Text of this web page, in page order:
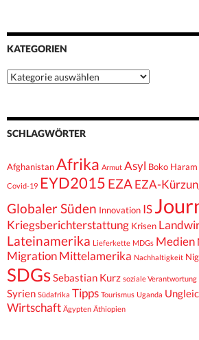
KATEGORIEN
Kategorien
SCHLAGWÖRTER
AfghanistanAfrika Armut Asyl Boko Haram
Covid-19 EYD2015 EZA EZA-
Globaler Süden Innovation IS
Kriegsberichterstattung Krisen
Lateinamerika Lieferkette MDGs Medien
Migration Mittelamerika Nachhaltigkeit
SDGsSebastian Kurz soziale Verantwortung
Syrien Südafrika Tipps Tourismus Uganda
Wirtschaft Ägypten Äthiopien